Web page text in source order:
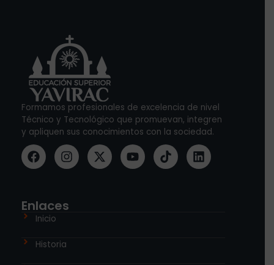
Formamos profesionales de excelencia de nivel
Técnico y Tecnológico que promuevan, integren
y apliquen sus conocimientos con la sociedad.
Enlaces
Inicio
Historia